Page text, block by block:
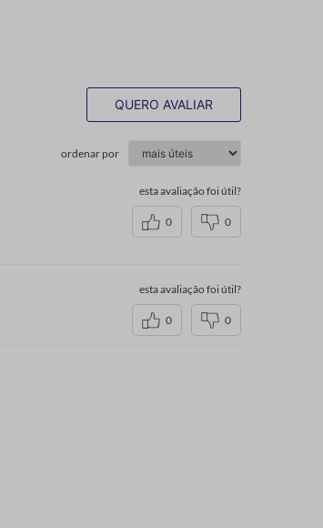
QUERO AVALIAR
ordenar por
esta avaliação foi útil?
0 0
esta avaliação foi útil?
0 0